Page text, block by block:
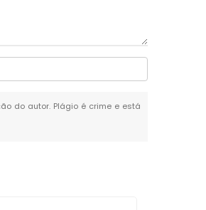
do autor. Plágio é crime e está